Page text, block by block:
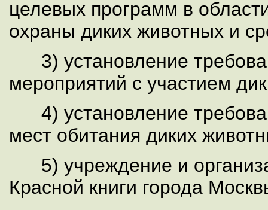
целевых программ в
охраны диких животных и
3) установление
мероприятий с участием
4) установление
мест обитания диких
5) учреждение и
Красной книги города